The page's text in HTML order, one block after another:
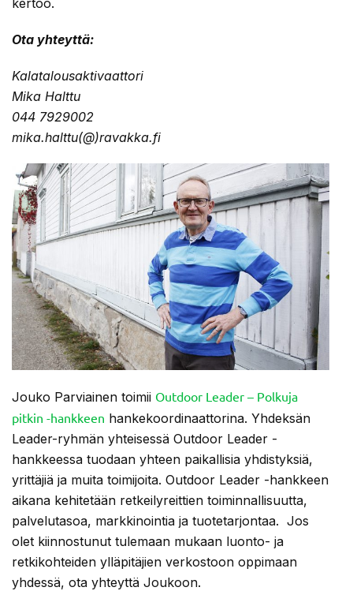
kertoo.
Ota yhteyttä:
Kalatalousaktivaattori
Mika Halttu
044 7929002
mika.halttu(@)ravakka.fi
Jouko Parviainen toimii Outdoor Leader – Polkuja
pitkin -hankkeen hankekoordinaattorina. Yhdeksän
Leader-ryhmän yhteisessä Outdoor Leader -
hankkeessa tuodaan yhteen paikallisia yhdistyksiä,
yrittäjiä ja muita toimijoita. Outdoor Leader -hankkeen
aikana kehitetään retkeilyreittien toiminnallisuutta,
palvelutasoa, markkinointia ja tuotetarjontaa. Jos
olet kiinnostunut tulemaan mukaan luonto- ja
retkikohteiden ylläpitäjien verkostoon oppimaan
yhdessä, ota yhteyttä Joukoon.